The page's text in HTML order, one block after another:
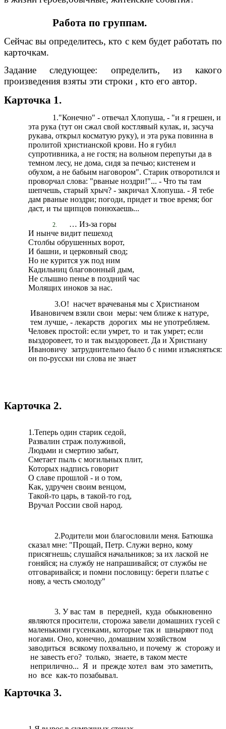
Работа по группам.
Сейчас вы определитесь, кто с кем будет работать по
карточкам.
Задание следующее: определить, из какого
произведения взяты эти строки , кто его автор.
Карточка 1.
1."Конечно" - отвечал Хлопуша, - "и я грешен, и
эта рука (тут он сжал свой костлявый кулак, и, засуча
рукава, открыл косматую руку), и эта рука повинна в
пролитой христианской крови. Но я губил
супротивника, а не гостя; на вольном перепутьи да в
темном лесу, не дома, сидя за печью; кистенем и
обухом, а не бабьим наговором". Старик отворотился и
проворчал слова: "рваные ноздри!"... - Что ты там
шепчешь, старый хрыч? - закричал Хлопуша. - Я тебе
дам рваные ноздри; погоди, придет и твое время; бог
даст, и ты щипцов понюхаешь...
2.
… Из-за горы
И нынче видит пешеход
Столбы обрушенных ворот,
И башни, и церковный свод;
Но не курится уж под ним
Кадильниц благовонный дым,
Не слышно пенье в поздний час
Молящих иноков за нас.
3.О! насчет врачеванья мы с Христианом
Ивановичем взяли свои меры: чем ближе к натуре,
тем лучше, - лекарств дорогих мы не употребляем.
Человек простой: если умрет, то и так умрет; если
выздоровеет, то и так выздоровеет. Да и Христиану
Ивановичу затруднительно было б с ними изъясняться:
он по-русски ни слова не знает
Карточка 2.
1.Теперь один старик седой,
Развалин страж полуживой,
Людьми и смертию забыт,
Сметает пыль с могильных плит,
Которых надпись говорит
О славе прошлой - и о том,
Как, удручен своим венцом,
Такой-то царь, в такой-то год,
Вручал России свой народ.
2.Родители мои благословили меня. Батюшка
сказал мне: "Прощай, Петр. Служи верно, кому
присягнешь; слушайся начальников; за их лаской не
гоняйся; на службу не напрашивайся; от службы не
отговаривайся; и помни пословицу: береги платье с
нову, а честь смолоду"
3. У вас там в передней, куда обыкновенно
являются просители, сторожа завели домашних гусей с
маленькими гусенками, которые так и шныряют под
ногами. Оно, конечно, домашним хозяйством
заводиться всякому похвально, и почему ж сторожу и
не завесть его? только, знаете, в таком месте
неприлично... Я и прежде хотел вам это заметить,
но все как-то позабывал.
Карточка 3.